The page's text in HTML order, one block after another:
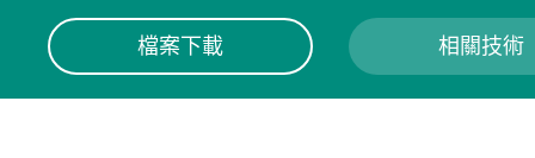
檔案下載 相關技術